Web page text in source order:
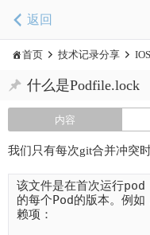
返回
首页 技术记录分享 IOS
什么是Podfile.lock
内容
我们只有每次git合并冲突
该文件是在首次运行
的每个Pod的版本。例
赖项：